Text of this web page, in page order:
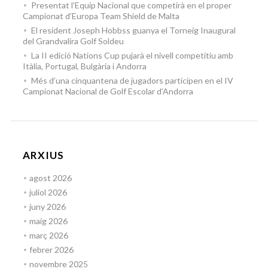
Presentat l’Equip Nacional que competirà en el proper
Campionat d’Europa Team Shield de Malta
El resident Joseph Hobbss guanya el Torneig Inaugural
del Grandvalira Golf Soldeu
La II edició Nations Cup pujarà el nivell competitiu amb
Itàlia, Portugal, Bulgària i Andorra
Més d’una cinquantena de jugadors participen en el IV
Campionat Nacional de Golf Escolar d’Andorra
ARXIUS
agost 2026
juliol 2026
juny 2026
maig 2026
març 2026
febrer 2026
novembre 2025